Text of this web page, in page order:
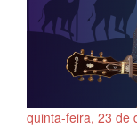
quinta-feira, 23 de